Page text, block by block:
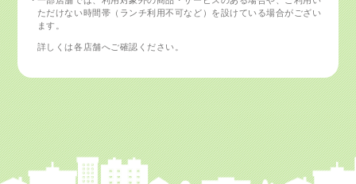
ただけない時間帯（ランチ利用不可など）を設けている場合がござい
ます。
詳しくは各店舗へご確認ください。